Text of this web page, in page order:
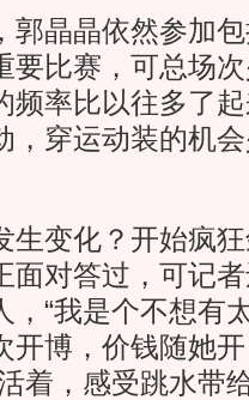
晶晶依然参加包
要比赛，可总场
频率比以往多了
，穿运动装的机
变化？开始疯狂
面对答过，可记
，“我是个不想有
开博，价钱随她
着，感受跳水带